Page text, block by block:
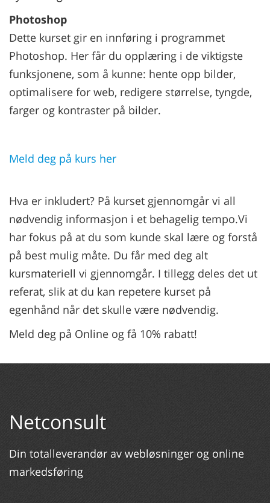
Photoshop
Dette kurset gir en innføring i programmet
Photoshop. Her får du opplæring i de viktigste
funksjonene, som å kunne: hente opp bilder,
optimalisere for web, redigere størrelse, tyngde,
farger og kontraster på bilder.
Meld deg på kurs her
Hva er inkludert? På kurset gjennomgår vi all
nødvendig informasjon i et behagelig tempo.Vi
har fokus på at du som kunde skal lære og forstå
på best mulig måte. Du får med deg alt
kursmateriell vi gjennomgår. I tillegg deles det ut
referat, slik at du kan repetere kurset på
egenhånd når det skulle være nødvendig.
Meld deg på Online og få 10% rabatt!
Netconsult
Din totalleverandør av webløsninger og online
markedsføring